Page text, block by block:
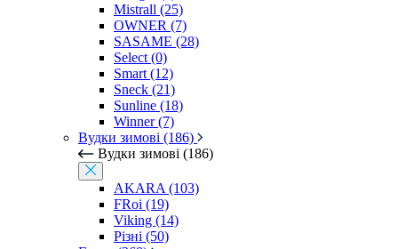
Mistrall (25)
OWNER (7)
SASAME (28)
Select (0)
Smart (12)
Sneck (21)
Sunline (18)
Winner (7)
Вудки зимові (186)
Вудки зимові (186)
AKARA (103)
FRoi (19)
Viking (14)
Різні (50)